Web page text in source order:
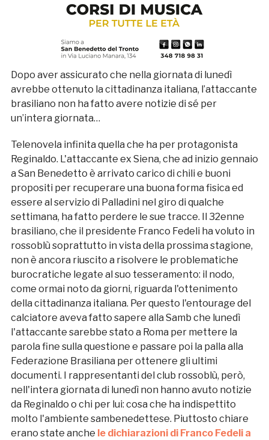
Dopo aver assicurato che nella giornata di lunedì
avrebbe ottenuto la cittadinanza italiana, l’attaccante
brasiliano non ha fatto avere notizie di sé per
un’intera giornata…
Telenovela infinita quella che ha per protagonista
Reginaldo. L'attaccante ex Siena, che ad inizio gennaio
a San Benedetto è arrivato carico di chili e buoni
propositi per recuperare una buona forma fisica ed
essere al servizio di Palladini nel giro di qualche
settimana, ha fatto perdere le sue tracce. Il 32enne
brasiliano, che il presidente Franco Fedeli ha voluto in
rossoblù soprattutto in vista della prossima stagione,
non è ancora riuscito a risolvere le problematiche
burocratiche legate al suo tesseramento: il nodo,
come ormai noto da giorni, riguarda l'ottenimento
della cittadinanza italiana. Per questo l'entourage del
calciatore aveva fatto sapere alla Samb che lunedì
l'attaccante sarebbe stato a Roma per mettere la
parola fine sulla questione e passare poi la palla alla
Federazione Brasiliana per ottenere gli ultimi
documenti. I rappresentanti del club rossoblù, però,
nell'intera giornata di lunedì non hanno avuto notizie
da Reginaldo o chi per lui: cosa che ha indispettito
molto l'ambiente sambenedettese. Piuttosto chiare
erano state anche le dichiarazioni di Franco Fedeli a